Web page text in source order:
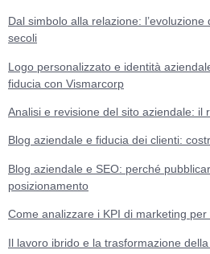
Dal simbolo alla relazione:
secoli
Logo personalizzato e identità
fiducia con Vismarcorp
Analisi e revisione del sito aziendale: il
Blog aziendale e fiducia dei clienti:
Blog aziendale e SEO: perché
posizionamento
Come analizzare i KPI di marketing
Il lavoro ibrido e la trasformazione